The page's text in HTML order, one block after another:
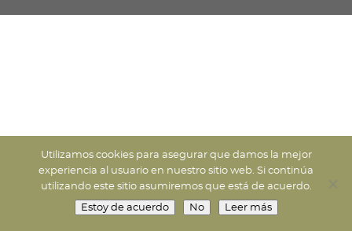
Utilizamos cookies para asegurar que damos la mejor
experiencia al usuario en nuestro sitio web. Si continúa
utilizando este sitio asumiremos que está de acuerdo.
Estoy de acuerdo No Leer más